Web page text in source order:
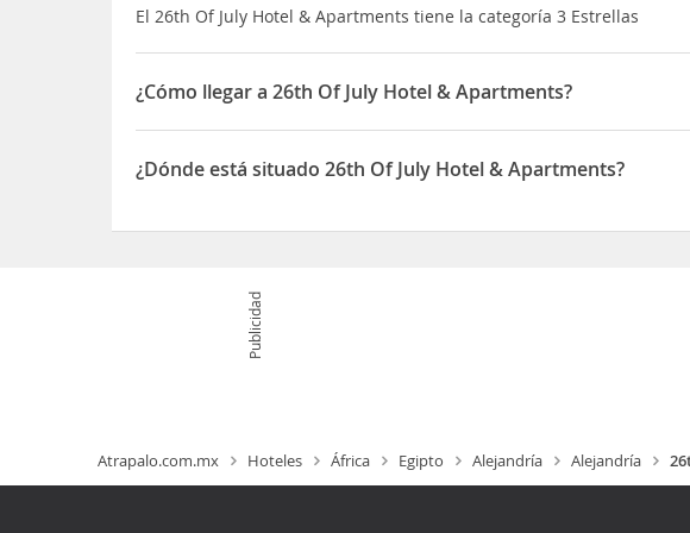
El 26th Of July Hotel & Apartments tiene la categoría 3 Estrellas
¿Cómo llegar a 26th Of July Hotel & Apartments?
Si decides alojarte en 26th of July Hotel & Apartments, te
separarán diez minutos en coche de Museo Real de Joyería y
Palacio de Montazah y a 3,6 km de Playa de Stanli
¿Dónde está situado 26th Of July Hotel & Apartments?
Publicidad
Atrapalo.com.mx Hoteles África Egipto Alejandría Alejandría